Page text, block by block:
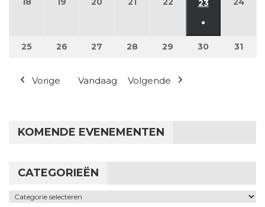
2323 mei 2026
●
(1
25 25 mei 2026
26 26 mei 2026
27 27 mei 2026
28 28 mei 2026
29 29 mei 2026
30 30 mei 2026
31
Vorige Vandaag Volgende
KOMENDE EVENEMENTEN
CATEGORIEËN
Categorieën